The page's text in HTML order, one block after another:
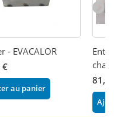
- EVACALOR
€
au panier